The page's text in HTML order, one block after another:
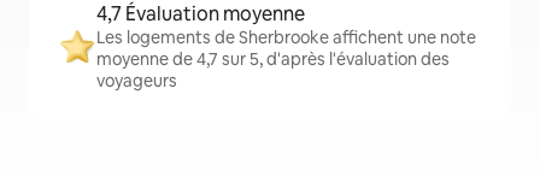
4,7 Évaluation moyenne
Les logements de Sherbrooke affichent une note
moyenne de 4,7 sur 5, d'après l'évaluation des
voyageurs